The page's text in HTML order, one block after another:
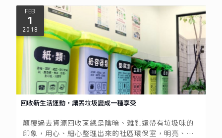
FEB
1
2018
回收新生活運動，讓丟垃圾變成一種享受
顛覆過去資源回收區總是陰暗、雜亂還帶有垃圾味的
印象，用心、細心整理出來的社區環保室，明亮、潔